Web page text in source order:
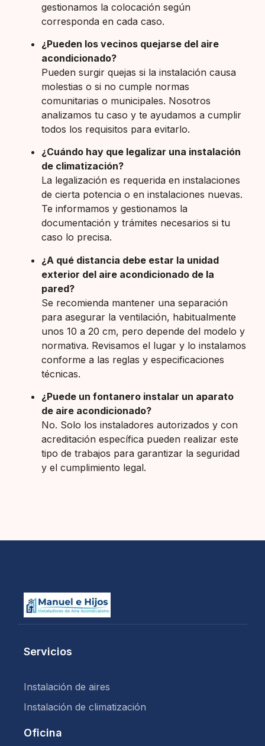
gestionamos la colocación según
corresponda en cada caso.
¿Pueden los vecinos quejarse del aire
acondicionado?
Pueden surgir quejas si la instalación causa
molestias o si no cumple normas
comunitarias o municipales. Nosotros
analizamos tu caso y te ayudamos a cumplir
todos los requisitos para evitarlo.
¿Cuándo hay que legalizar una instalación
de climatización?
La legalización es requerida en instalaciones
de cierta potencia o en instalaciones nuevas.
Te informamos y gestionamos la
documentación y trámites necesarios si tu
caso lo precisa.
¿A qué distancia debe estar la unidad
exterior del aire acondicionado de la
pared?
Se recomienda mantener una separación
para asegurar la ventilación, habitualmente
unos 10 a 20 cm, pero depende del modelo y
normativa. Revisamos el lugar y lo instalamos
conforme a las reglas y especificaciones
técnicas.
¿Puede un fontanero instalar un aparato
de aire acondicionado?
No. Solo los instaladores autorizados y con
acreditación específica pueden realizar este
tipo de trabajos para garantizar la seguridad
y el cumplimiento legal.
Servicios
Instalación de aires
Instalación de climatización
Oficina